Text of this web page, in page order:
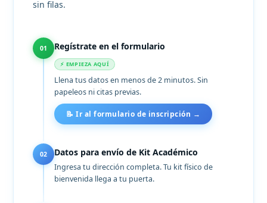
sin filas.
01 Regístrate en el formulario
⚡ EMPIEZA AQUÍ
Llena tus datos en menos de 2 minutos. Sin
papeleos ni citas previas.
📝 Ir al formulario de inscripción →
02 Datos para envío de Kit Académico
Ingresa tu dirección completa. Tu kit físico de
bienvenida llega a tu puerta.